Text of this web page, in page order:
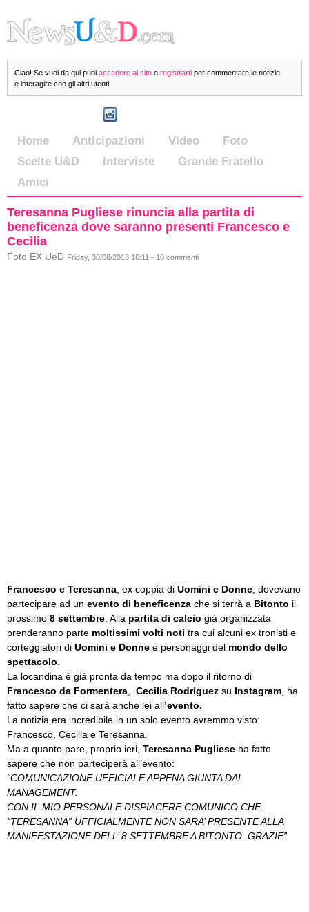
Ciao! Se vuoi da qui puoi accedere al sito o registrarti per commentare le notizie
e interagire con gli altri utenti.
Home Anticipazioni Video
Foto
Scelte U&D
Interviste
Grande Fratello
Amici
Teresanna Pugliese rinuncia alla partita di
beneficenza dove saranno presenti Francesco e
Cecilia
Foto EX UeD Friday, 30/08/2013 16:11 - 10 commenti
Francesco e Teresanna , ex coppia di Uomini e Donne , dovevano
partecipare ad un evento di beneficenza che si terrà a Bitonto il
prossimo 8 settembre . Alla partita di calcio già organizzata
prenderanno parte moltissimi volti noti tra cui alcuni ex tronisti e
corteggiatori di Uomini e Donne e personaggi del mondo dello
spettacolo
La locandina è già pronta da tempo ma dopo il ritorno di
Francesco da Formentera
Cecilia Rodríguez su Instagram , ha
fatto sapere che ci sarà anche lei all’evento.
La notizia era incredibile in un solo evento avremmo visto:
Francesco, Cecilia e Teresanna.
Ma a quanto pare, proprio ieri, Teresanna Pugliese ha fatto
sapere che non parteciperà all’evento:
“COMUNICAZIONE UFFICIALE APPENA GIUNTA DAL
MANAGEMENT:
CON IL MIO PERSONALE DISPIACERE COMUNICO CHE
“TERESANNA” UFFICIALMENTE NON SARA’ PRESENTE ALLA
MANIFESTAZIONE DELL’ 8 SETTEMBRE A BITONTO. GRAZIE”